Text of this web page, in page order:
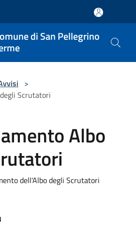
di San Pellegrino
>
Scrutatori
Albo
dell'Albo degli Scrutatori